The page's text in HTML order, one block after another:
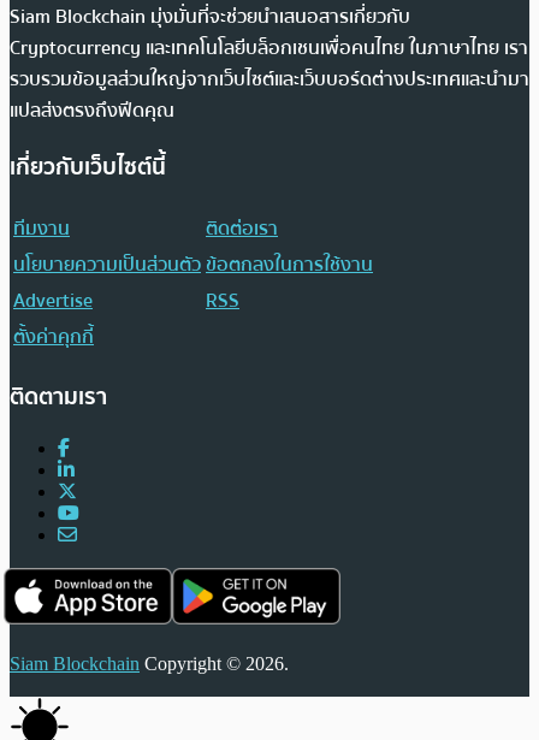
Siam Blockchain มุ่งมั่นที่จะช่วยนำเสนอสารเกี่ยวกับ
Cryptocurrency และเทคโนโลยีบล็อกเชนเพื่อคนไทย ในภาษาไทย เรา
รวบรวมข้อมูลส่วนใหญ่จากเว็บไซต์และเว็บบอร์ดต่างประเทศและนำมา
แปลส่งตรงถึงฟีดคุณ
เกี่ยวกับเว็บไซต์นี้
ทีมงาน
ติดต่อเรา
นโยบายความเป็นส่วนตัวข้อตกลงในการใช้งาน
Advertise
RSS
ตั้งค่าคุกกี้
ติดตามเรา
Siam Blockchain Copyright © 2026.